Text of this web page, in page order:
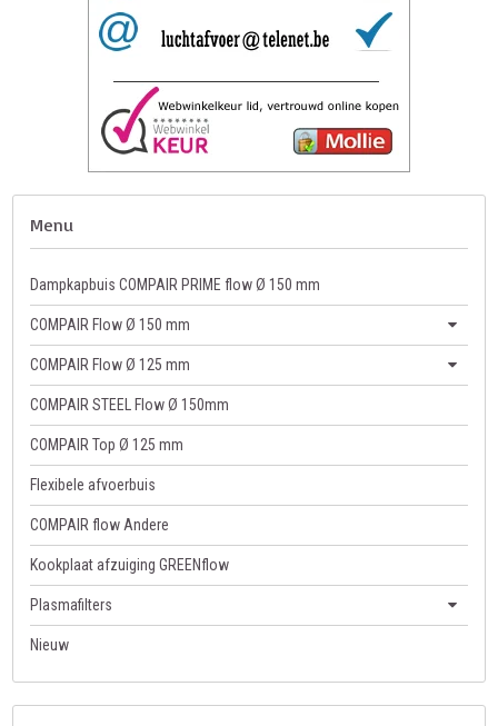
Menu
Dampkapbuis COMPAIR PRIME flow Ø 150 mm
COMPAIR Flow Ø 150 mm
COMPAIR Flow Ø 125 mm
COMPAIR STEEL Flow Ø 150mm
COMPAIR Top Ø 125 mm
Flexibele afvoerbuis
COMPAIR flow Andere
Kookplaat afzuiging GREENflow
Plasmafilters
Nieuw